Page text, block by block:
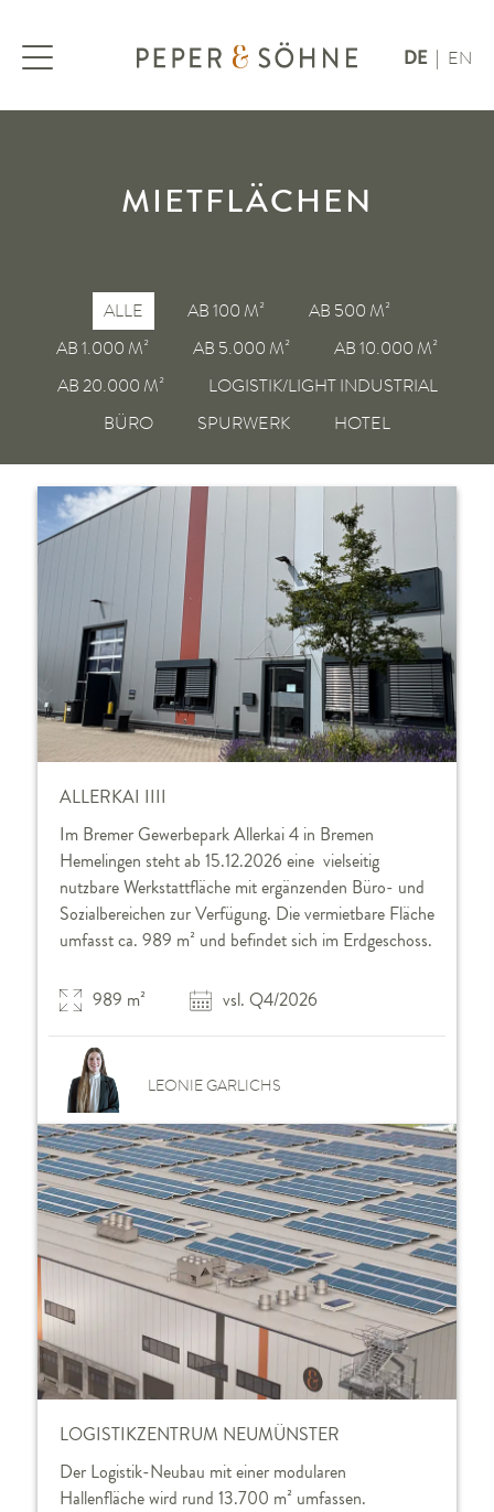
DE EN
MIETFLÄCHEN
ALLE AB 100 M²
AB 500 M²
AB 1.000 M²
AB 5.000 M²
AB 10.000 M²
AB 20.000 M²
LOGISTIK/LIGHT INDUSTRIAL
BÜRO
SPURWERK HOTEL
ALLERKAI IIII
Im Bremer Gewerbepark Allerkai 4 in Bremen
Hemelingen steht ab 15.12.2026 eine vielseitig
nutzbare Werkstattfläche mit ergänzenden Büro- und
Sozialbereichen zur Verfügung. Die vermietbare Fläche
umfasst ca. 989 m² und befindet sich im Erdgeschoss.
989 m² vsl. Q4/2026
LEONIE GARLICHS
LOGISTIKZENTRUM NEUMÜNSTER
Der Logistik-Neubau mit einer modularen
Hallenfläche wird rund 13.700 m² umfassen.